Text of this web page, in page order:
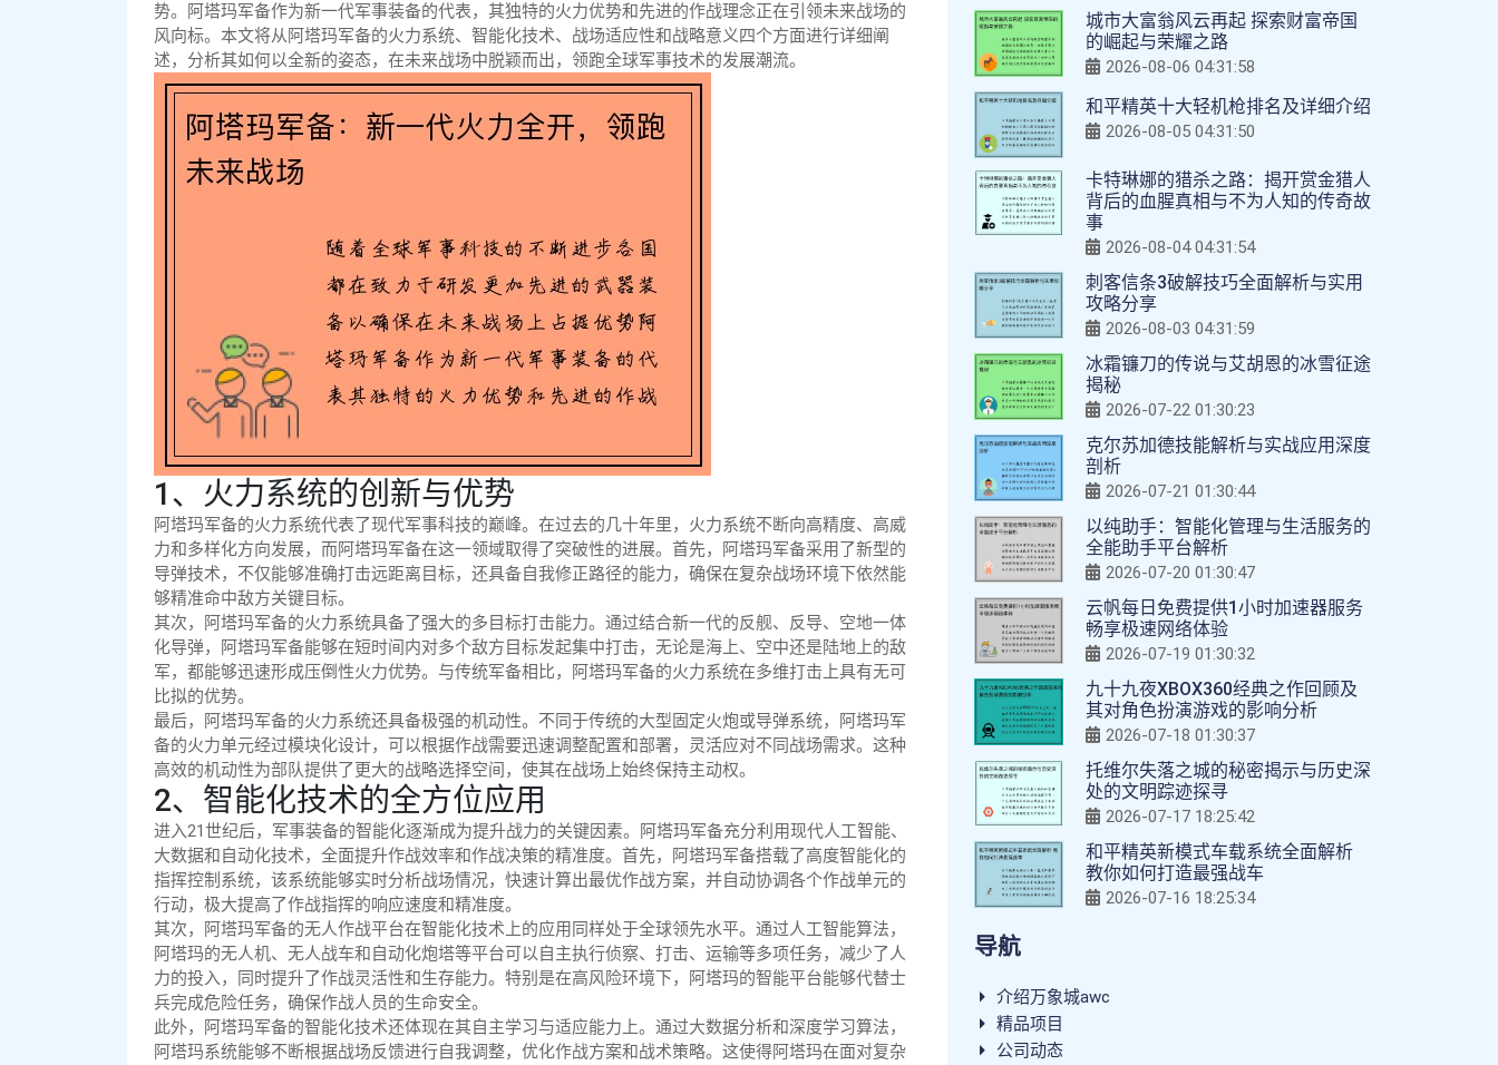
势。阿塔玛军备作为新一代军事装备的代表，其独特的火力优势和先进的作战理念正在引领未来战场的
风向标。本文将从阿塔玛军备的火力系统、智能化技术、战场适应性和战略意义四个方面进行详细阐
述，分析其如何以全新的姿态，在未来战场中脱颖而出，领跑全球军事技术的发展潮流。
1、火力系统的创新与优势
阿塔玛军备的火力系统代表了现代军事科技的巅峰。在过去的几十年里，火力系统不断向高精度、高威
力和多样化方向发展，而阿塔玛军备在这一领域取得了突破性的进展。首先，阿塔玛军备采用了新型的
导弹技术，不仅能够准确打击远距离目标，还具备自我修正路径的能力，确保在复杂战场环境下依然能
够精准命中敌方关键目标。
其次，阿塔玛军备的火力系统具备了强大的多目标打击能力。通过结合新一代的反舰、反导、空地一体
化导弹，阿塔玛军备能够在短时间内对多个敌方目标发起集中打击，无论是海上、空中还是陆地上的敌
军，都能够迅速形成压倒性火力优势。与传统军备相比，阿塔玛军备的火力系统在多维打击上具有无可
比拟的优势。
最后，阿塔玛军备的火力系统还具备极强的机动性。不同于传统的大型固定火炮或导弹系统，阿塔玛军
备的火力单元经过模块化设计，可以根据作战需要迅速调整配置和部署，灵活应对不同战场需求。这种
高效的机动性为部队提供了更大的战略选择空间，使其在战场上始终保持主动权。
2、智能化技术的全方位应用
进入21世纪后，军事装备的智能化逐渐成为提升战力的关键因素。阿塔玛军备充分利用现代人工智能、
大数据和自动化技术，全面提升作战效率和作战决策的精准度。首先，阿塔玛军备搭载了高度智能化的
指挥控制系统，该系统能够实时分析战场情况，快速计算出最优作战方案，并自动协调各个作战单元的
行动，极大提高了作战指挥的响应速度和精准度。
其次，阿塔玛军备的无人作战平台在智能化技术上的应用同样处于全球领先水平。通过人工智能算法，
阿塔玛的无人机、无人战车和自动化炮塔等平台可以自主执行侦察、打击、运输等多项任务，减少了人
力的投入，同时提升了作战灵活性和生存能力。特别是在高风险环境下，阿塔玛的智能平台能够代替士
兵完成危险任务，确保作战人员的生命安全。
此外，阿塔玛军备的智能化技术还体现在其自主学习与适应能力上。通过大数据分析和深度学习算法，
阿塔玛系统能够不断根据战场反馈进行自我调整，优化作战方案和战术策略。这使得阿塔玛在面对复杂
城市大富翁风云再起 探索财富帝国
的崛起与荣耀之路
2026-08-06 04:31:58
和平精英十大轻机枪排名及详细介绍
2026-08-05 04:31:50
卡特琳娜的猎杀之路：揭开赏金猎人
背后的血腥真相与不为人知的传奇故
事
2026-08-04 04:31:54
刺客信条3破解技巧全面解析与实用
攻略分享
2026-08-03 04:31:59
冰霜镰刀的传说与艾胡恩的冰雪征途
揭秘
2026-07-22 01:30:23
克尔苏加德技能解析与实战应用深度
剖析
2026-07-21 01:30:44
以纯助手：智能化管理与生活服务的
全能助手平台解析
2026-07-20 01:30:47
云帆每日免费提供1小时加速器服务
畅享极速网络体验
2026-07-19 01:30:32
九十九夜XBOX360经典之作回顾及
其对角色扮演游戏的影响分析
2026-07-18 01:30:37
托维尔失落之城的秘密揭示与历史深
处的文明踪迹探寻
2026-07-17 18:25:42
和平精英新模式车载系统全面解析
教你如何打造最强战车
2026-07-16 18:25:34
导航
介绍万象城awc
精品项目
公司动态